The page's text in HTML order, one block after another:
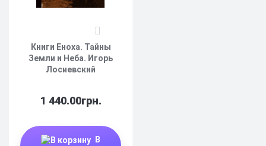
Книги Еноха. Тайны
Земли и Неба. Игорь
Лосиевский
1 440.00грн.
В